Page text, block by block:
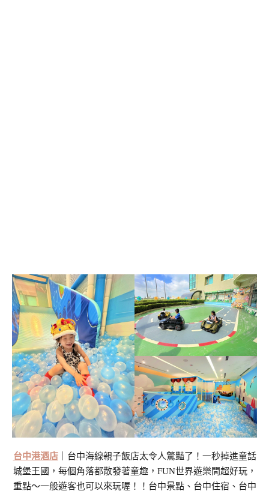
台中港酒店｜台中海線親子飯店太令人驚豔了！一秒掉進童話
城堡王國，每個角落都散發著童趣，FUN世界遊樂間超好玩，
重點～一般遊客也可以來玩喔！！台中景點、台中住宿、台中